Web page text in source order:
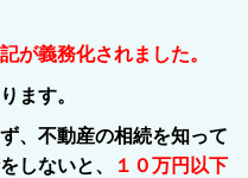
が義務化されました。
ます。
、不動産の相続を知って
しないと、
１０万円以下